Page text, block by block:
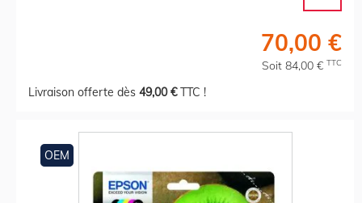
70,00 €
Soit 84,00 € TTC
Livraison offerte dès 49,00 €TTC !
OEM